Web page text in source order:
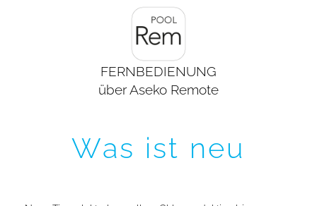
FERNBEDIENUNG
über Aseko Remote
Was ist neu